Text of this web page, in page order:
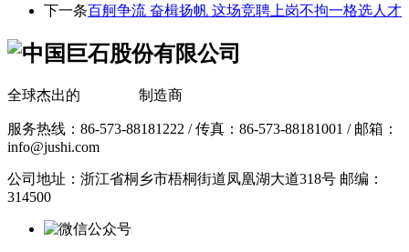
下一条百舸争流 奋楫扬帆 这场竞聘上岗不拘一格选人才
全球杰出的 制造商
服务热线：86-573-88181222 / 传真：86-573-88181001 / 邮箱：
info@jushi.com
公司地址：浙江省桐乡市梧桐街道凤凰湖大道318号 邮编：
314500